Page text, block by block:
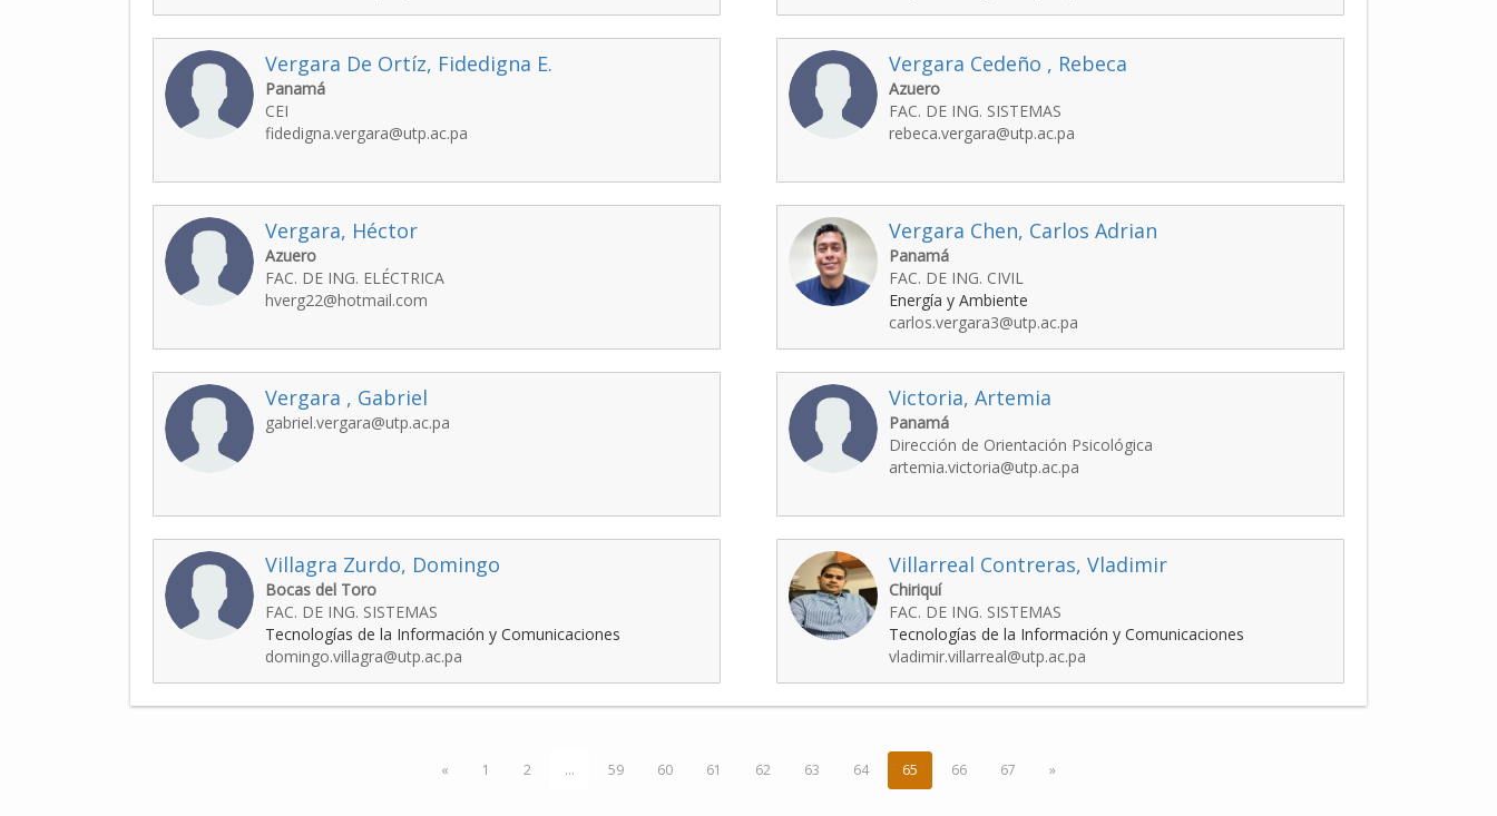
Vergara De Ortíz, Fidedigna E.
Panamá
CEI
fidedigna.vergara@utp.ac.pa
Vergara Cedeño , Rebeca
Azuero
FAC. DE ING. SISTEMAS
rebeca.vergara@utp.ac.pa
Vergara, Héctor
Azuero
FAC. DE ING. ELÉCTRICA
hverg22@hotmail.com
Vergara Chen, Carlos Adrian
Panamá
FAC. DE ING. CIVIL
Energía y Ambiente
carlos.vergara3@utp.ac.pa
Vergara , Gabriel
gabriel.vergara@utp.ac.pa
Victoria, Artemia
Panamá
Dirección de Orientación Psicológica
artemia.victoria@utp.ac.pa
Villagra Zurdo, Domingo
Bocas del Toro
FAC. DE ING. SISTEMAS
Tecnologías de la Información y Comunicaciones
domingo.villagra@utp.ac.pa
Villarreal Contreras, Vladimir
Chiriquí
FAC. DE ING. SISTEMAS
Tecnologías de la Información y Comunicaciones
vladimir.villarreal@utp.ac.pa
« 1 2 ... 59 60 61 62 63 64 65 66 67 »